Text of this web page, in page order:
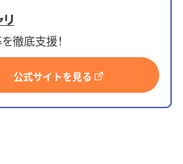
徹底支援！
公式サイトを見る